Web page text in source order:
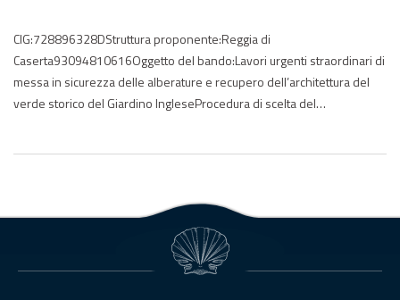
CIG:728896328DStruttura proponente:Reggia di
Caserta93094810616Oggetto del bando:Lavori urgenti straordinari di
messa in sicurezza delle alberature e recupero dell’architettura del
verde storico del Giardino IngleseProcedura di scelta del
2018 – 2019Elenco degli operatori…